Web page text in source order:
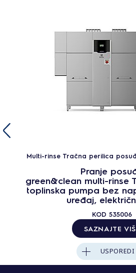
Multi-rinse Tračna perilica
Pranje
green&clean multi-rinse
toplinska pumpa bez
uređaj,
KOD 535006
SAZNAJTE
USPOREDI